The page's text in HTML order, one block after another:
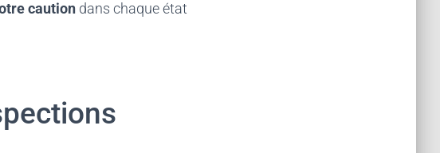
caution dans chaque état